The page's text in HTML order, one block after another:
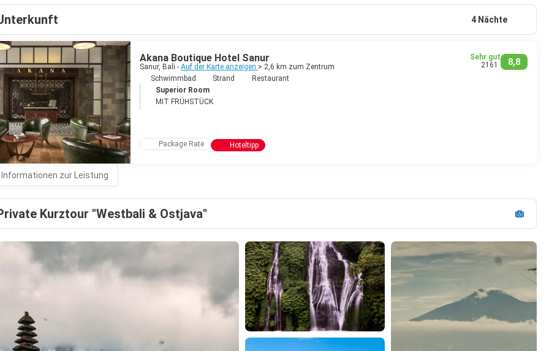
4 Nächte
Akana Boutique Hotel Sanur
Sanur, Bali - Auf der Karte anzeigen > 2,6 km zum Zentrum
8,8
Sehr gut
2161
Schwimmbad
Strand
Restaurant
Superior Room
MIT FRÜHSTÜCK
Package Rate Hoteltipp
zur Leistung
Kurztour "Westbali & Ostjava"